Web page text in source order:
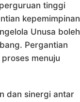
tinggi
kepemimpinan
Unusa boleh
Pergantian
menuju
dan sinergi antar